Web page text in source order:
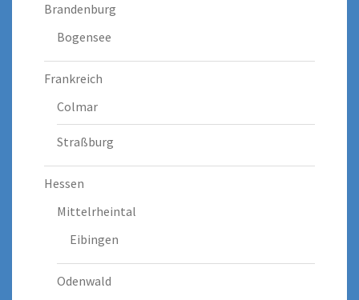
Brandenburg
Bogensee
Frankreich
Colmar
Straßburg
Hessen
Mittelrheintal
Eibingen
Odenwald